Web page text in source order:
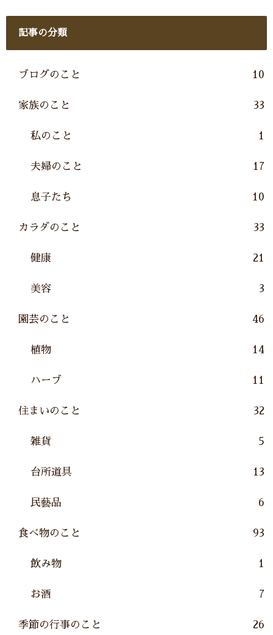
記事の分類
ブログのこと 10
家族のこと 33
私のこと 1
夫婦のこと 17
息子たち 10
カラダのこと 33
健康 21
美容 3
園芸のこと 46
植物 14
ハーブ 11
住まいのこと 32
雑貨 5
台所道具 13
民藝品 6
食べ物のこと 93
飲み物 1
お酒 7
季節の行事のこと 26